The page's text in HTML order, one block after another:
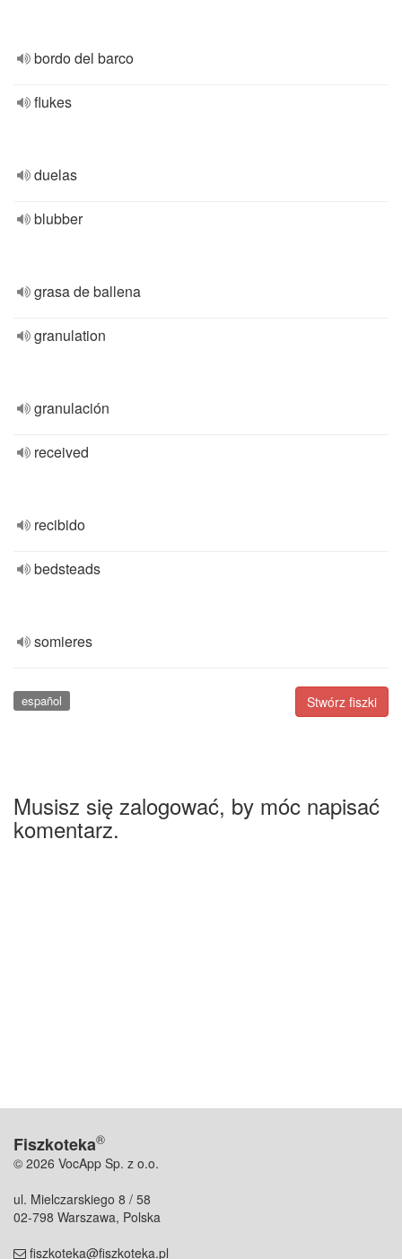
bordo del barco
flukes
duelas
blubber
grasa de ballena
granulation
granulación
received
recibido
bedsteads
somieres
Stwórz fiszki
español
Musisz się zalogować, by móc napisać
komentarz.
Fiszkoteka®
© 2026 VocApp Sp. z o.o.
ul. Mielczarskiego 8 / 58
02-798 Warszawa, Polska
fiszkoteka@fiszkoteka.pl